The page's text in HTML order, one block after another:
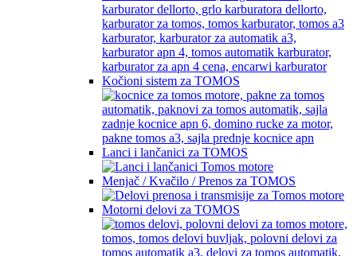
Kočioni sistem za TOMOS
Lanci i lančanici za TOMOS
Menjač / Kvačilo / Prenos za TOMOS
Motorni delovi za TOMOS